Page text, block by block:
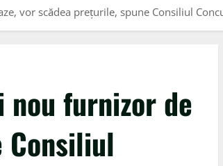
vor scădea prețurile, spune Consiliul
furnizor de
Consiliul